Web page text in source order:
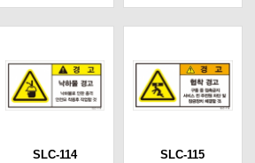
SLC-114 SLC-115